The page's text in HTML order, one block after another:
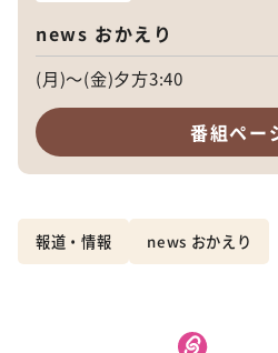
news おかえり
(月)～(金)夕方3:40
番組ペー
報道・情報 news おかえり